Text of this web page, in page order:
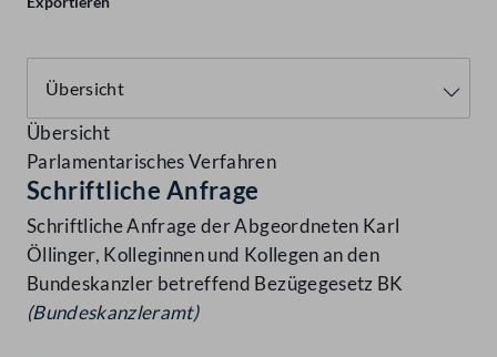
Übersicht
Parlamentarisches Verfahren
Schriftliche Anfrage
Schriftliche Anfrage der Abgeordneten Karl
Öllinger, Kolleginnen und Kollegen an den
Bundeskanzler betreffend Bezügegesetz BK
(Bundeskanzleramt)